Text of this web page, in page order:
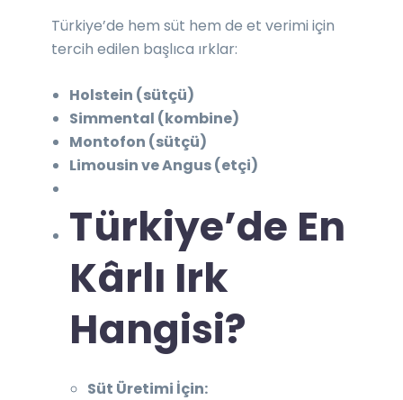
Türkiye’de hem süt hem de et verimi için
tercih edilen başlıca ırklar:
Holstein (sütçü)
Simmental (kombine)
Montofon (sütçü)
Limousin ve Angus (etçi)
Türkiye’de En
Kârlı Irk
Hangisi?
Süt Üretimi İçin: